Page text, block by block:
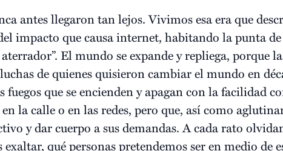
antes llegaron tan lejos. Vivimos esa era que
impacto que causa internet, habitando la punta de
El mundo se expande y repliega, porque
de quienes quisieron cambiar el mundo en
que se encienden y apagan con la facilidad
la calle o en las redes, pero que, así como
y dar cuerpo a sus demandas. A cada rato
exaltar, qué personas pretendemos ser en medio de